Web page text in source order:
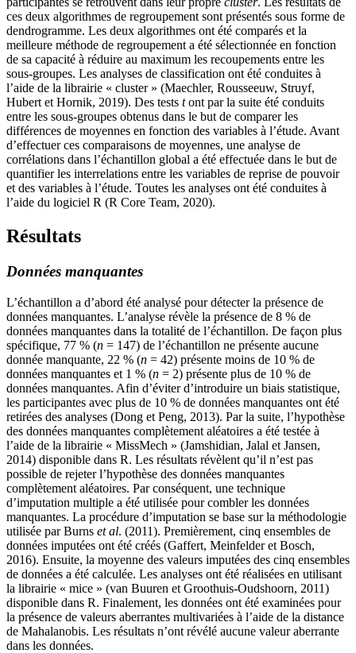
ces deux algorithmes de regroupement sont présentés sous forme de
dendrogramme. Les deux algorithmes ont été comparés et la
meilleure méthode de regroupement a été sélectionnée en fonction
de sa capacité à réduire au maximum les recoupements entre les
sous-groupes. Les analyses de classification ont été conduites à
l’aide de la librairie « cluster » (Maechler, Rousseeuw, Struyf,
Hubert et Hornik, 2019). Des tests tont par la suite été conduits
entre les sous-groupes obtenus dans le but de comparer les
différences de moyennes en fonction des variables à l’étude. Avant
d’effectuer ces comparaisons de moyennes, une analyse de
corrélations dans l’échantillon global a été effectuée dans le but de
quantifier les interrelations entre les variables de reprise de pouvoir
et des variables à l’étude. Toutes les analyses ont été conduites à
l’aide du logiciel R (R Core Team, 2020).
Résultats
Données manquantes
L’échantillon a d’abord été analysé pour détecter la présence de
données manquantes. L’analyse révèle la présence de 8 % de
données manquantes dans la totalité de l’échantillon. De façon plus
spécifique, 77 % (n = 147) de l’échantillon ne présente aucune
donnée manquante, 22 % (n = 42) présente moins de 10 % de
données manquantes et 1 % (n = 2) présente plus de 10 % de
données manquantes. Afin d’éviter d’introduire un biais statistique,
les participantes avec plus de 10 % de données manquantes ont été
retirées des analyses (Dong et Peng, 2013). Par la suite, l’hypothèse
des données manquantes complètement aléatoires a été testée à
l’aide de la librairie « MissMech » (Jamshidian, Jalal et Jansen,
2014) disponible dans R. Les résultats révèlent qu’il n’est pas
possible de rejeter l’hypothèse des données manquantes
complètement aléatoires. Par conséquent, une technique
d’imputation multiple a été utilisée pour combler les données
manquantes. La procédure d’imputation se base sur la méthodologie
utilisée par Burns et al. (2011). Premièrement, cinq ensembles de
données imputées ont été créés (Gaffert, Meinfelder et Bosch,
2016). Ensuite, la moyenne des valeurs imputées des cinq ensembles
de données a été calculée. Les analyses ont été réalisées en utilisant
la librairie « mice » (van Buuren et Groothuis-Oudshoorn, 2011)
disponible dans R. Finalement, les données ont été examinées pour
la présence de valeurs aberrantes multivariées à l’aide de la distance
de Mahalanobis. Les résultats n’ont révélé aucune valeur aberrante
dans les données.